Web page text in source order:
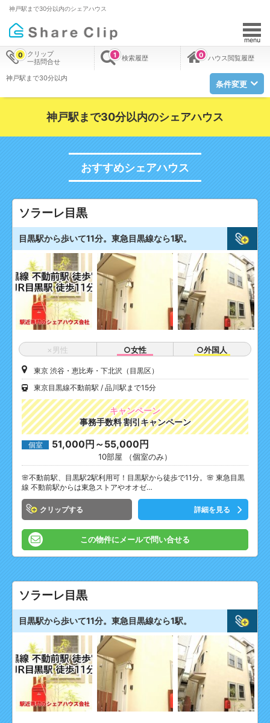
神戸駅まで30分以内のシェアハウス
menu
クリップ
一括問合せ
0 検索履歴
1 ハウス閲覧履歴
0
神戸駅まで30分以内
条件変更
神戸駅まで30分以内のシェアハウス
おすすめシェアハウス
ソラーレ目黒
目黒駅から歩いて11分。東急目黒線なら1駅。
×男性 ○女性 ○外国人
東京 渋谷・恵比寿・下北沢（目黒区）
東京目黒線不動前駅
品川駅まで15分
キャンペーン
事務手数料 割引キャンペーン
個室 51,000円～55,000円
10部屋 （個室のみ）
🌸不動前駅、目黒駅2駅利用可！目黒駅から徒歩で11分。🌸 東急目黒
線 不動前駅からは東急ストアやオオゼ…
クリップ 詳細を見る
この物件にメールで問い合せる
ソラーレ目黒
目黒駅から歩いて11分。東急目黒線なら1駅。